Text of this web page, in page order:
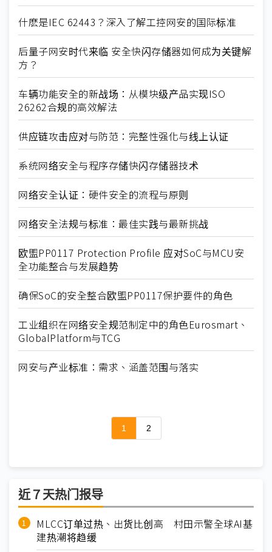
什麽是IEC 62443？深入了解工控网安的国际标准
后量子网安时代来临 安全快闪存储器如何成为关键解
方？
车辆功能安全的新战场：从模块级产品实现ISO
26262合规的高效解法
供应链攻击应对与防范：完整性强化与线上认证
系统网络安全与程序存储快闪存储器技术
网络安全认证：硬件安全的流程与原则
网络安全法规与标准：最佳实践与最新挑战
欧盟PP0117 Protection Profile 应对SoC与MCU安
全功能整合与发展趋势
确保SoC的安全整合欧盟PP0117保护要件的角色
工业组织在网络安全规范制定中的角色Eurosmart、
GlobalPlatform与TCG
网安与产业标准：需求、涵盖范围与落实
1 2
近７天热门报导
MLCC订单过热、出货比创高 村田示警全球AI基
建热潮将趋缓